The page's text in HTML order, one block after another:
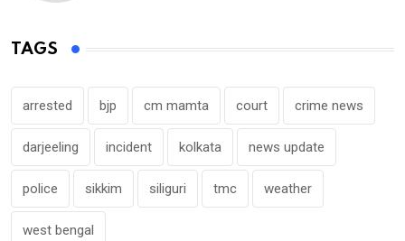
TAGS
arrested bjp cm mamta court crime news
darjeeling incident kolkata news update
police sikkim siliguri tmc weather
west bengal